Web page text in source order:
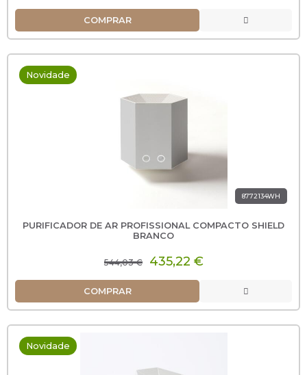
COMPRAR
Novidade
8772134WH
PURIFICADOR DE AR PROFISSIONAL COMPACTO SHIELD
BRANCO
544,03 € 435,22 €
COMPRAR
Novidade